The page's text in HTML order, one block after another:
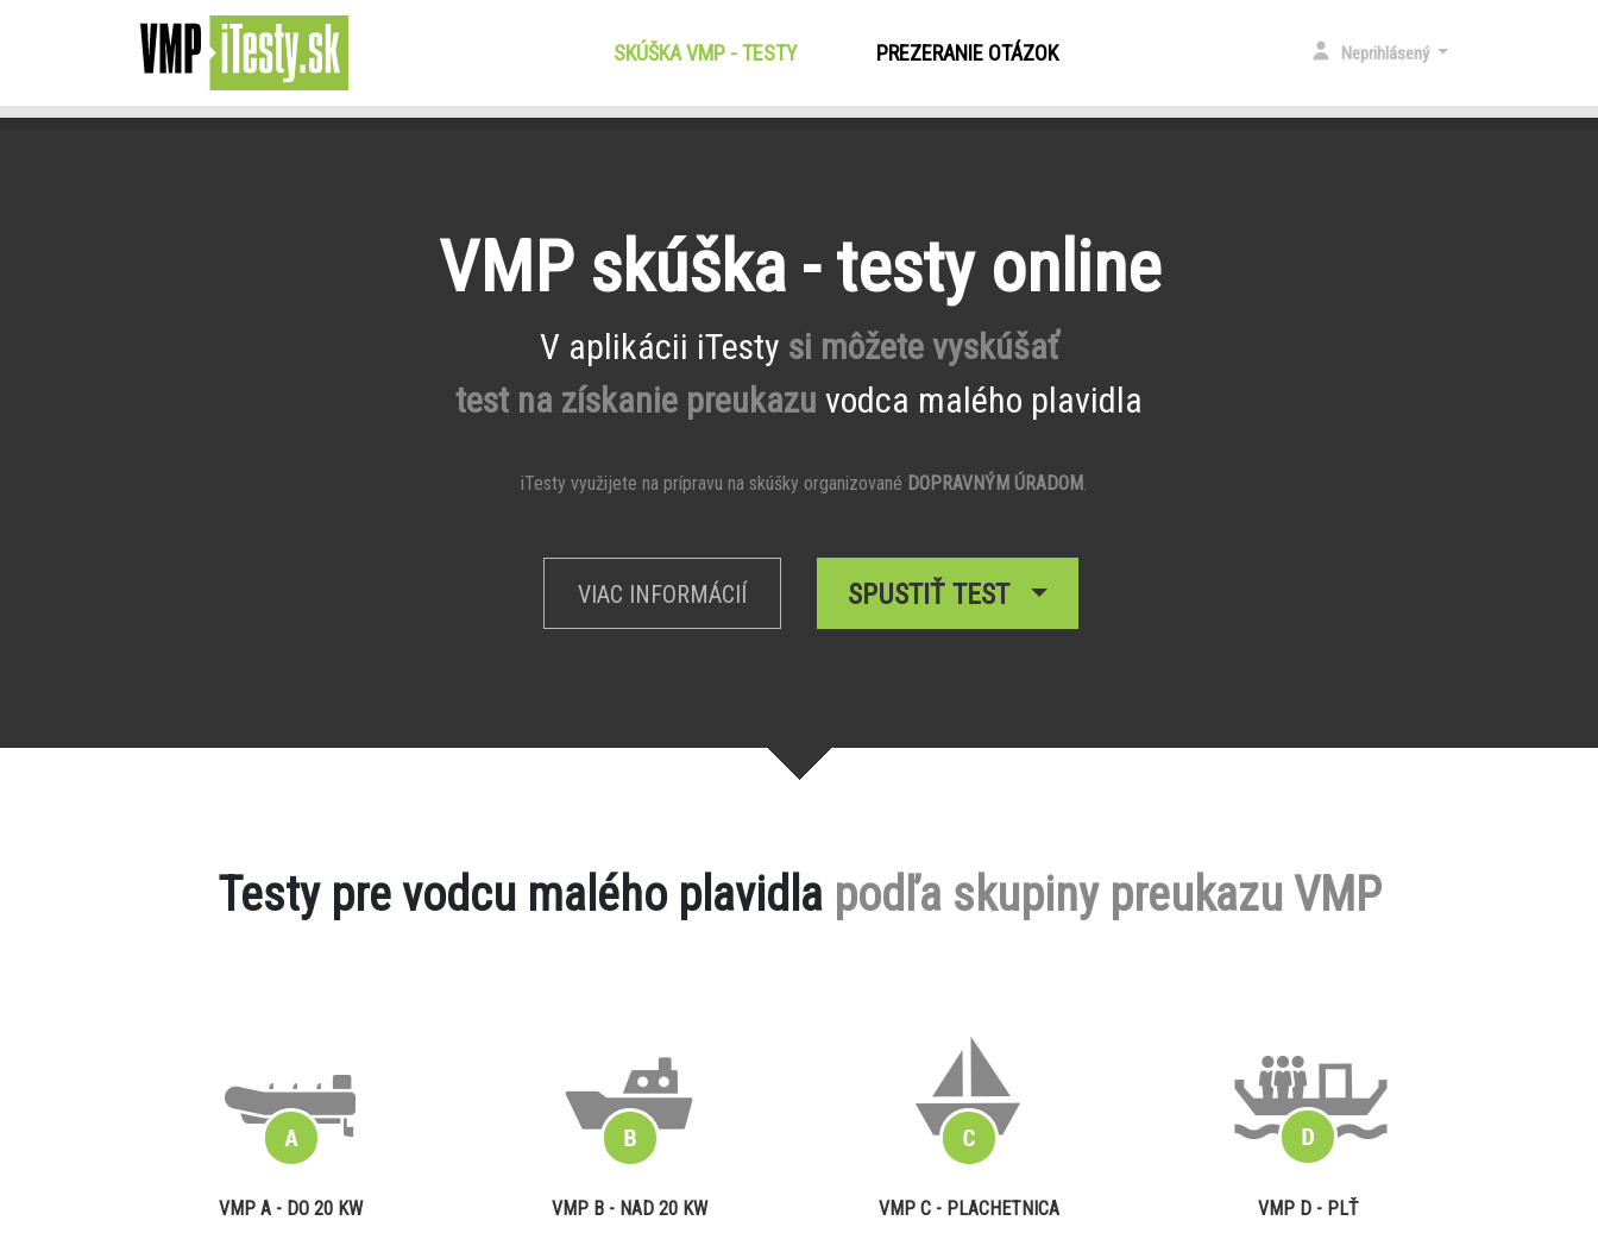
SKÚŠKA VMP - TESTY(CURRENT)PREZERANIE OTÁZOK Neprihlásený
VMP skúška - testy online
V aplikácii iTesty si môžete vyskúšať
test na získanie preukazu vodca malého plavidla
iTesty využijete na prípravu na skúšky organizované DOPRAVNÝM ÚRADOM.
VIAC INFORMÁCIÍ SPUSTIŤ TEST
Testy pre vodcu malého plavidla podľa skupiny preukazu VMP
VMP A - DO 20 KW VMP B - NAD 20 KW VMP C - PLACHETNICA VMP D - PLŤ